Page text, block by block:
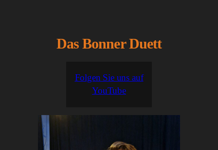
Das Bonner Duett
Folgen Sie uns auf
YouTube